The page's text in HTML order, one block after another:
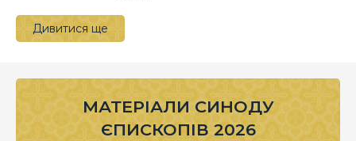
Дивитися ще
МАТЕРІАЛИ СИНОДУ
ЄПИСКОПІВ 2026